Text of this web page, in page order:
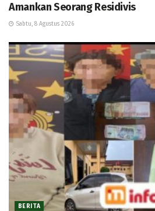
Amankan Seorang Residivis
Sabtu, 8 Agustus 2026
BERITA